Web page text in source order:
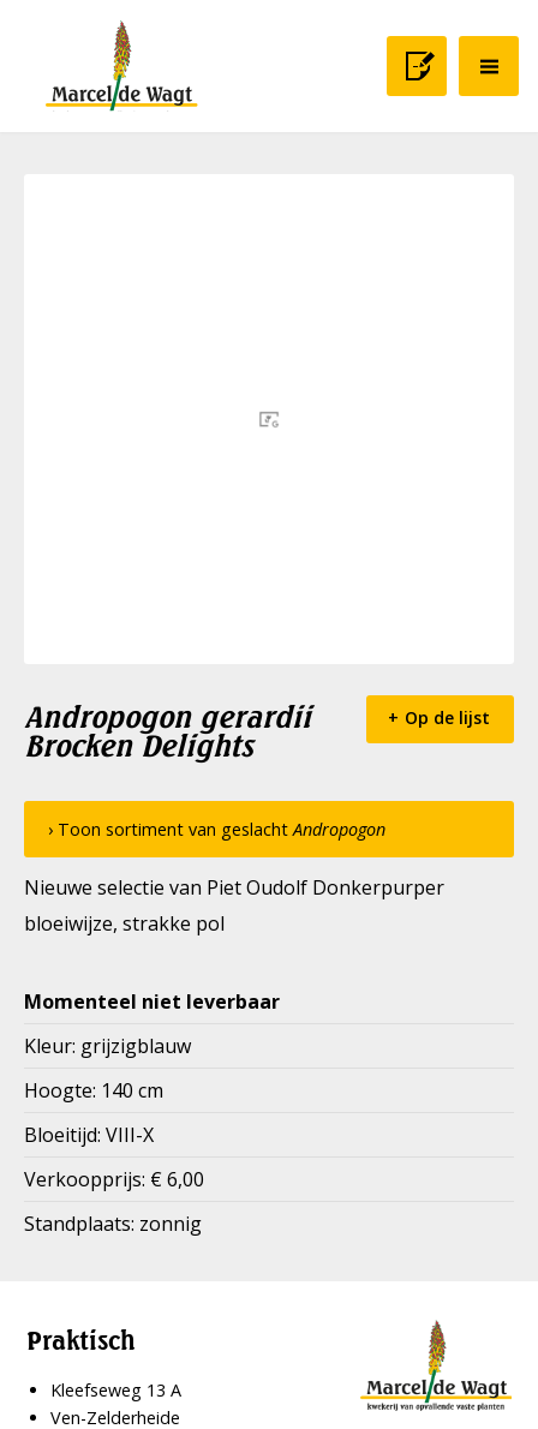
Andropogon gerardii
Brocken Delights
Op de lijst
› Toon sortiment van geslachtAndropogon
Nieuwe selectie van Piet Oudolf Donkerpurper
bloeiwijze, strakke pol
Momenteel niet leverbaar
Kleur: grijzigblauw
Hoogte: 140 cm
Bloeitijd: VIII-X
Verkoopprijs: € 6,00
Standplaats: zonnig
Praktisch
Kleefseweg 13 A
Ven-Zelderheide